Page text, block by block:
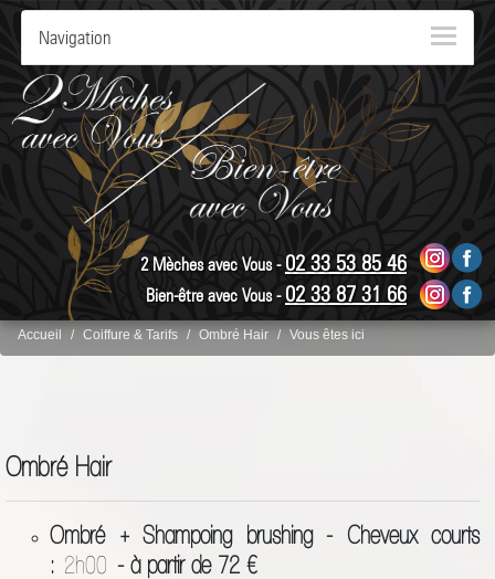
Navigation
2 Mèches avec Vous - 02 33 53 85 46
Bien-être avec Vous -02 33 87 31 66
Accueil Coiffure & Tarifs Ombré Hair Vous êtes ici
Ombré Hair
Ombré + Shampoing brushing - Cheveux courts
: 2h00 - à partir de 72 €